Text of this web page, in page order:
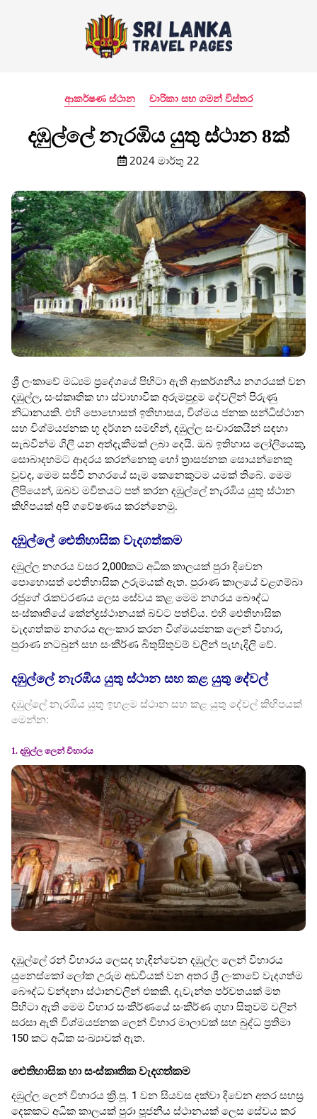
ආකර්ෂණ ස්ථාන චාරිකා සහ ගමන් විස්තර
දඹුල්ලේ නැරඹිය යුතු ස්ථාන 8ක්
2024 මාර්තු 22
ශ්‍රී ලංකාවේ මධ්‍යම ප්‍රදේශයේ පිහිටා ඇති ආකර්ශනීය නගරයක් වන
දඹුල්ල, සංස්කෘතික හා ස්වාභාවික අරුමපුදුම දේවලින් පිරුණු
නිධානයකි. එහි පොහොසත් ඉතිහාසය, විශ්මය ජනක සන්ධිස්ථාන
සහ විශ්මයජනක භූ දර්ශන සමඟින්, දඹුල්ල සංචාරකයින් සඳහා
සැබවින්ම ගිලී යන අත්දැකීමක් ලබා දෙයි. ඔබ ඉතිහාස ලෝලියෙකු,
සොබාදහමට ආදරය කරන්නෙකු හෝ ත්‍රාසජනක සොයන්නෙකු
වුවද, මෙම සජීවී නගරයේ සෑම කෙනෙකුටම යමක් තිබේ. මෙම
ලිපියෙන්, ඔබව මවිතයට පත් කරන දඹුල්ලේ නැරඹිය යුතු ස්ථාන
කිහිපයක් අපි ගවේෂණය කරන්නෙමු.
දඹුල්ලේ ඓතිහාසික වැදගත්කම
දඹුල්ල නගරය වසර 2,000කට අධික කාලයක් පුරා දිවෙන
පොහොසත් ඓතිහාසික උරුමයක් ඇත. පුරාණ කාලයේ වළගම්බා
රජුගේ රැකවරණය ලෙස සේවය කළ මෙම නගරය බෞද්ධ
සංස්කෘතියේ කේන්ද්‍රස්ථානයක් බවට පත්විය. එහි ඓතිහාසික
වැදගත්කම නගරය අලංකාර කරන විශ්මයජනක ලෙන් විහාර,
පුරාණ නටබුන් සහ සංකීර්ණ බිතුසිතුවම් වලින් පැහැදිලි වේ.
දඹුල්ලේ නැරඹිය යුතු ස්ථාන සහ කළ යුතු දේවල්
දඹුල්ලේ නැරඹිය යුතු ඉහළම ස්ථාන සහ කළ යුතු දේවල් කිහිපයක්
මෙන්න:
1. දඹුල්ල ලෙන් විහාරය
දඹුල්ලේ රන් විහාරය ලෙසද හැඳින්වෙන දඹුල්ල ලෙන් විහාරය
යුනෙස්කෝ ලෝක උරුම අඩවියක් වන අතර ශ්‍රී ලංකාවේ වැදගත්ම
බෞද්ධ වන්දනා ස්ථානවලින් එකකි. දැවැන්ත පර්වතයක් මත
පිහිටා ඇති මෙම විහාර සංකීර්ණයේ සංකීර්ණ ගුහා සිතුවම් වලින්
සරසා ඇති විශ්මයජනක ලෙන් විහාර මාලාවක් සහ බුද්ධ ප්‍රතිමා
150 කට අධික සංඛ්‍යාවක් ඇත.
ඓතිහාසික හා සංස්කෘතික වැදගත්කම
දඹුල්ල ලෙන් විහාරය ක්‍රි.පූ. 1 වන සියවස දක්වා දිවෙන අතර සහස්‍ර
දෙකකට අධික කාලයක් පුරා පූජනීය ස්ථානයක් ලෙස සේවය කර